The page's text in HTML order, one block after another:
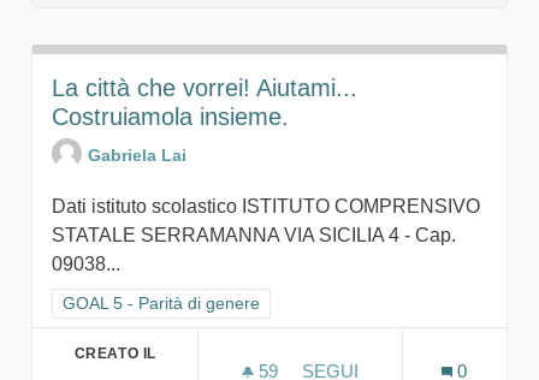
La città che vorrei! Aiutami...
Costruiamola insieme.
Gabriela Lai
Dati istituto scolastico ISTITUTO COMPRENSIVO
STATALE SERRAMANNA VIA SICILIA 4 - Cap.
09038...
Filtra i risultati per categoria: GOAL 5 - Parità di genere
GOAL 5 - Parità di genere
CREATO IL
59 59 SOSTENITORI
SEGUI
0